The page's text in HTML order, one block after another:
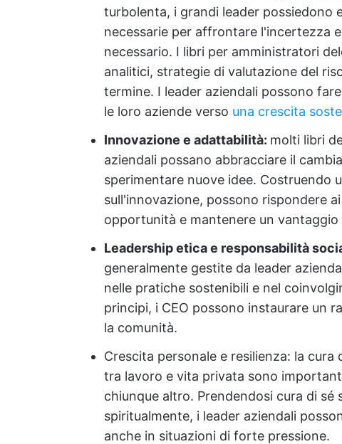
turbolenta, i grandi leader possiedono
necessarie per affrontare l'incertezza
necessario. I libri per amministratori
analitici, strategie di valutazione del
termine. I leader aziendali possono
le loro aziende verso una crescita
Innovazione e adattabilità: molti libri
aziendali possano abbracciare il
sperimentare nuove idee. Costruendo
sull'innovazione, possono rispondere
opportunità e mantenere un
Leadership etica e responsabilità
generalmente gestite da leader
nelle pratiche sostenibili e nel
principi, i CEO possono instaurare un
la comunità.
Crescita personale e resilienza: la
tra lavoro e vita privata sono
chiunque altro. Prendendosi cura di
spiritualmente, i leader aziendali
anche in situazioni di forte pressione.